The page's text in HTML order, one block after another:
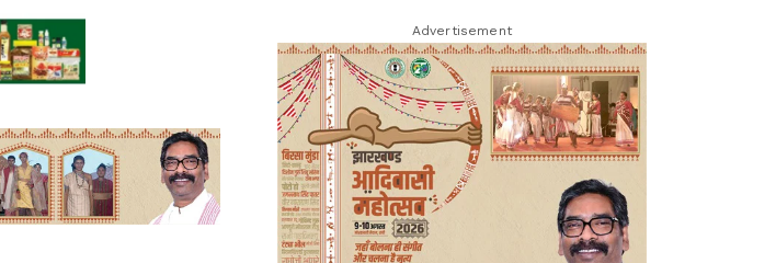
Advertisement